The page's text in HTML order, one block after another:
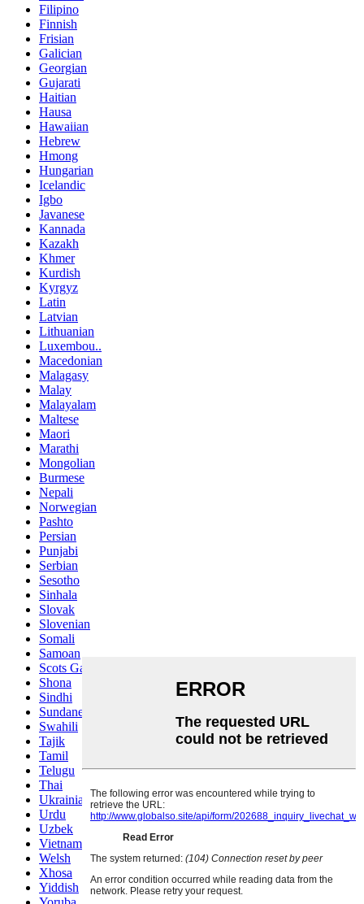
Filipino
Finnish
Frisian
Galician
Georgian
Gujarati
Haitian
Hausa
Hawaiian
Hebrew
Hmong
Hungarian
Icelandic
Igbo
Javanese
Kannada
Kazakh
Khmer
Kurdish
Kyrgyz
Latin
Latvian
Lithuanian
Luxembou..
Macedonian
Malagasy
Malay
Malayalam
Maltese
Maori
Marathi
Mongolian
Burmese
Nepali
Norwegian
Pashto
Persian
Punjabi
Serbian
Sesotho
Sinhala
Slovak
Slovenian
Somali
Samoan
Scots Gaelic
Shona
Sindhi
Sundanese
Swahili
Tajik
Tamil
Telugu
Thai
Ukrainian
Urdu
Uzbek
Vietnamese
Welsh
Xhosa
Yiddish